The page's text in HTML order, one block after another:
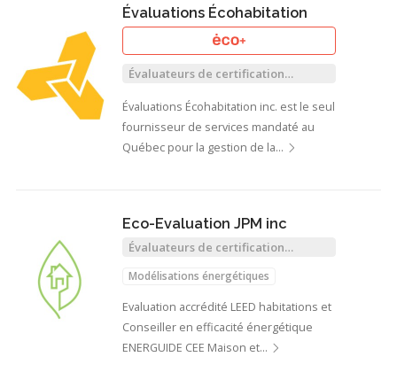
Évaluations Écohabitation
Évaluateurs de certification
Évaluations Écohabitation inc. est le seul
fournisseur de services mandaté au
Québec pour la gestion de la…
Eco-Evaluation JPM inc
Évaluateurs de certification
Modélisations énergétiques
Evaluation accrédité LEED habitations et
Conseiller en efficacité énergétique
ENERGUIDE CEE Maison et…